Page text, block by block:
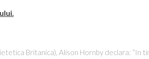
Britanica), Alison Hornby declara: “In